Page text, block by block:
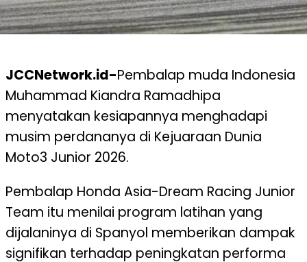
JCCNetwork.id-Pembalap muda Indonesia
Muhammad Kiandra Ramadhipa
menyatakan kesiapannya menghadapi
musim perdananya di Kejuaraan Dunia
Moto3 Junior 2026.
Pembalap Honda Asia-Dream Racing Junior
Team itu menilai program latihan yang
dijalaninya di Spanyol memberikan dampak
signifikan terhadap peningkatan performa